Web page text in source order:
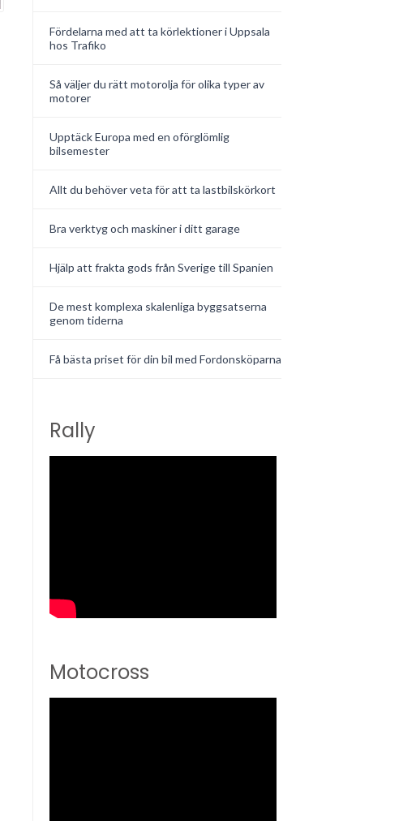
Fördelarna med att ta körlektioner i Uppsala
hos Trafiko
Så väljer du rätt motorolja för olika typer av
motorer
Upptäck Europa med en oförglömlig
bilsemester
Allt du behöver veta för att ta lastbilskörkort
Bra verktyg och maskiner i ditt garage
Hjälp att frakta gods från Sverige till Spanien
De mest komplexa skalenliga byggsatserna
genom tiderna
Få bästa priset för din bil med Fordonsköparna
Rally
Motocross